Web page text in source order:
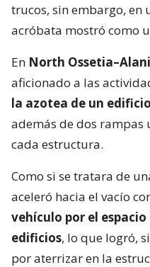
trucos, sin embargo, en
acróbata mostró como
En North
aficionado a las
la azotea de un
además de dos rampas
cada estructura.
Como si se tratara de
aceleró hacia el vacío
vehículo por el
edificios, lo que logró,
por aterrizar en la